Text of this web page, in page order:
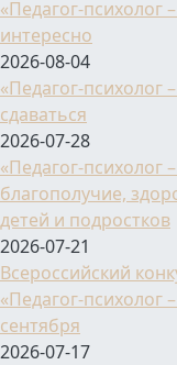
«Педагог-психолог
интересно
2026-08-04
«Педагог-психолог
сдаваться
2026-07-28
«Педагог-психолог
благополучие,
детей и подростков
2026-07-21
Всероссийский
«Педагог-психолог
сентября
2026-07-17